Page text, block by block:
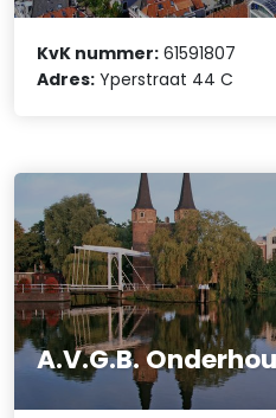
KvK nummer: 61591807
Adres: Yperstraat 44 C
A.V.G.B.